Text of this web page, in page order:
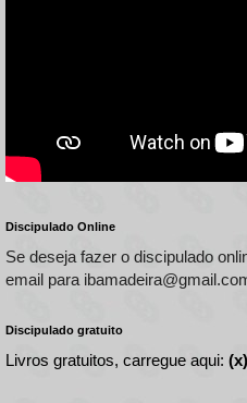
Discipulado Online
Se deseja fazer o discipulado
email para
Discipulado gratuito
Livros gratuitos, carregue aqui: (x)